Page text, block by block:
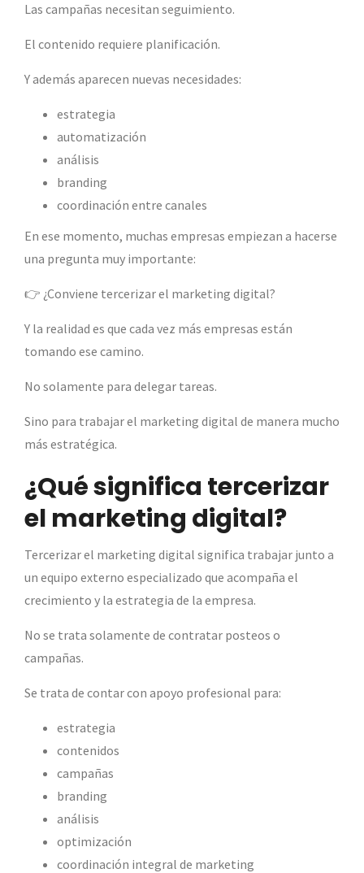
Las campañas necesitan seguimiento.
El contenido requiere planificación.
Y además aparecen nuevas necesidades:
estrategia
automatización
análisis
branding
coordinación entre canales
En ese momento, muchas empresas empiezan a hacerse
una pregunta muy importante:
👉 ¿Conviene tercerizar el marketing digital?
Y la realidad es que cada vez más empresas están
tomando ese camino.
No solamente para delegar tareas.
Sino para trabajar el marketing digital de manera mucho
más estratégica.
¿Qué significa tercerizar
el marketing digital?
Tercerizar el marketing digital significa trabajar junto a
un equipo externo especializado que acompaña el
crecimiento y la estrategia de la empresa.
No se trata solamente de contratar posteos o
campañas.
Se trata de contar con apoyo profesional para:
estrategia
contenidos
campañas
branding
análisis
optimización
coordinación integral de marketing